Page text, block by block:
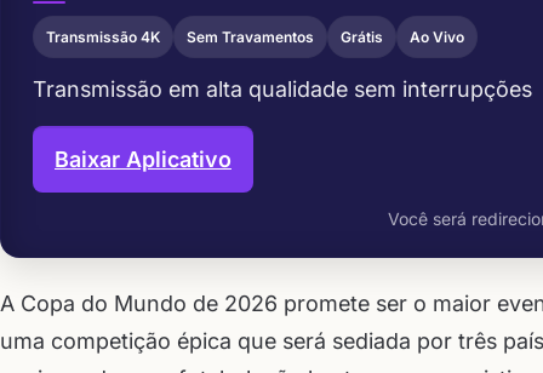
Transmissão 4K Sem Travamentos Grátis Ao Vivo
Transmissão em alta qualidade sem interrupções
Baixar Aplicativo
Você será
A Copa do Mundo de 2026 promete ser o maior
uma competição épica que será sediada por três